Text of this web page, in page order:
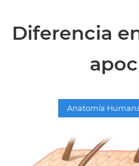
Diferencia
Anatomía